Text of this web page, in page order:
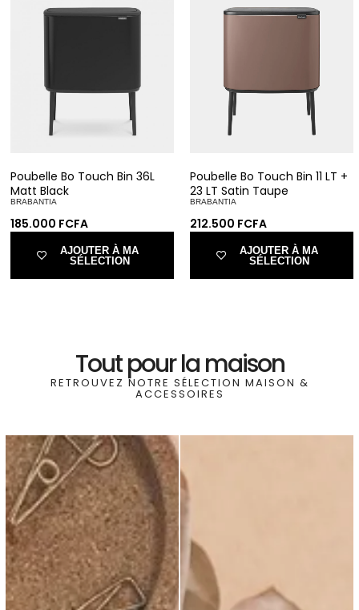
Poubelle Bo Touch Bin 36L
Matt Black
BRABANTIA
185.000 FCFA
AJOUTER À MA
SÉLECTION
Poubelle Bo Touch Bin 11 LT +
23 LT Satin Taupe
BRABANTIA
212.500 FCFA
AJOUTER À MA
SÉLECTION
Tout pour la maison
RETROUVEZ NOTRE SÉLECTION MAISON &
ACCESSOIRES